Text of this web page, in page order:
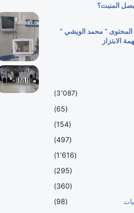
المنبت؟
” محمد الويشي ”
الابتزاز
(3٬087)
(65)
(154)
(497)
(1٬616)
(295)
(360)
(98)